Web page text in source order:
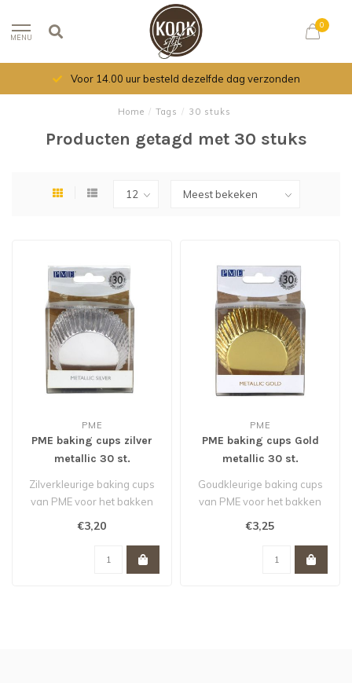
MENU
0
Voor 14.00 uur besteld dezelfde dag verzonden
Home / Tags / 30 stuks
Producten getagd met 30 stuks
PME
PME baking cups zilver
metallic 30 st.
Zilverkleurige baking cups
van PME voor het bakken
van cupcakes, muffins en
€3,20
PME
PME baking cups Gold
metallic 30 st.
Goudkleurige baking cups
van PME voor het bakken
van cupcakes, muffins en
€3,25